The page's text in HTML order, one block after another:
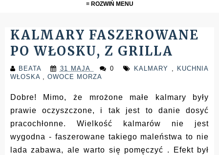
≡ ROZWIŃ MENU
KALMARY FASZEROWANE
PO WŁOSKU, Z GRILLA
BEATA 31 MAJA 0 KALMARY ,
KUCHNIA
WŁOSKA , OWOCE MORZA
Dobre! Mimo, że mrożone małe kalmary były
prawie oczyszczone, i tak jest to danie dosyć
pracochłonne. Wielkość kalmarów nie jest
wygodna - faszerowane takiego maleństwa to nie
lada zabawa, ale warto się pomęczyć . Efekt był